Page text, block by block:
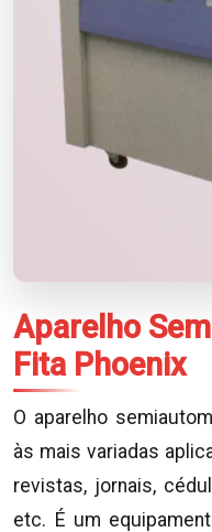
Aparelho
Fita Phoenix
O aparelho
às mais variadas
revistas, jornais,
etc. É um